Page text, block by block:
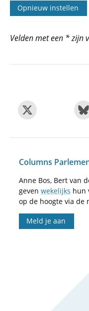
Velden met een * zijn
Columns
Anne Bos, Bert van
geven wekelijks hun
op de hoogte via de
Meld je aan